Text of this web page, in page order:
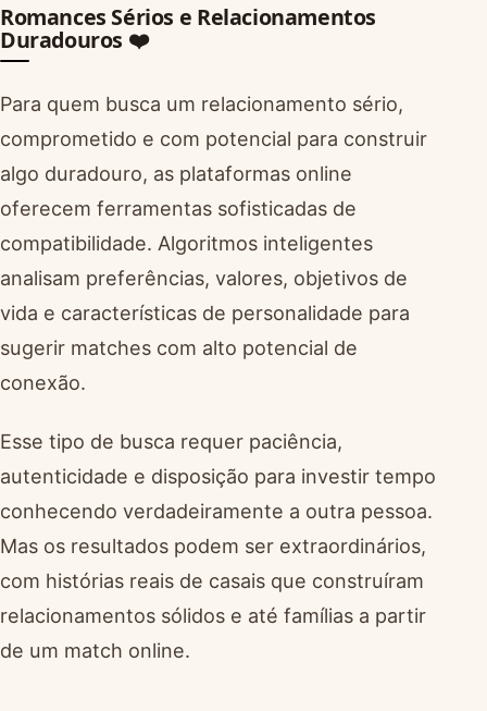
Romances Sérios e Relacionamentos
Duradouros ❤️
Para quem busca um relacionamento sério,
comprometido e com potencial para construir
algo duradouro, as plataformas online
oferecem ferramentas sofisticadas de
compatibilidade. Algoritmos inteligentes
analisam preferências, valores, objetivos de
vida e características de personalidade para
sugerir matches com alto potencial de
conexão.
Esse tipo de busca requer paciência,
autenticidade e disposição para investir tempo
conhecendo verdadeiramente a outra pessoa.
Mas os resultados podem ser extraordinários,
com histórias reais de casais que construíram
relacionamentos sólidos e até famílias a partir
de um match online.